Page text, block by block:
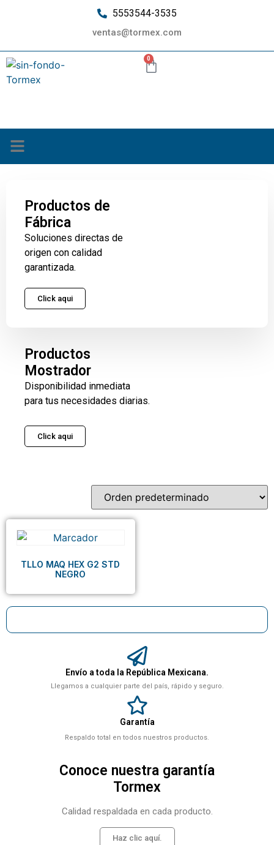
5553544-3535
ventas@tormex.com
0
Envío a toda la República Mexicana.
Llegamos a cualquier parte del país, rápido y seguro.
Garantía
Respaldo total en todos nuestros productos.
Conoce nuestra garantía
Tormex
Calidad respaldada en cada producto.
Haz clic aquí.
Productos de
Fábrica
Soluciones directas de
origen con calidad
garantizada.
Click aqui
Productos
Mostrador
Disponibilidad inmediata
para tus necesidades diarias.
Click aqui
TLLO MAQ HEX G2 STD
NEGRO